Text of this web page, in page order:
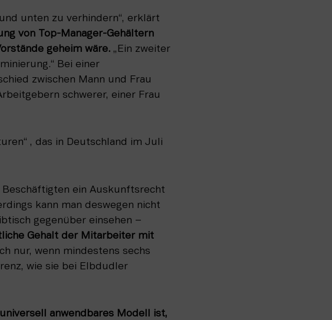
unten zu verhindern“, erklärt
von Top-Manager-Gehältern
geheim wäre. „Ein zweiter
Bei einer
zwischen Mann und Frau
schwerer, einer Frau
, das in Deutschland im Juli
ein Auskunftsrecht
kann man deswegen nicht
Gehalt der Mitarbeiter mit
nur, wenn mindestens sechs
wie sie bei Elbdudler
anwendbares Modell ist,